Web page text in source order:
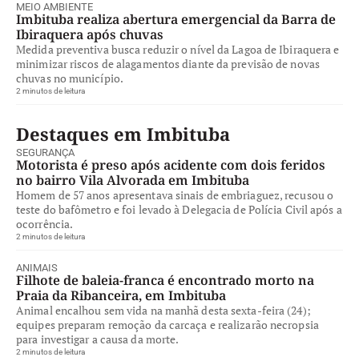
MEIO AMBIENTE
Imbituba realiza abertura emergencial da Barra de
Ibiraquera após chuvas
Medida preventiva busca reduzir o nível da Lagoa de Ibiraquera e
minimizar riscos de alagamentos diante da previsão de novas
chuvas no município.
2 minutos de leitura
Destaques em Imbituba
SEGURANÇA
Motorista é preso após acidente com dois feridos
no bairro Vila Alvorada em Imbituba
Homem de 57 anos apresentava sinais de embriaguez, recusou o
teste do bafômetro e foi levado à Delegacia de Polícia Civil após a
ocorrência.
2 minutos de leitura
ANIMAIS
Filhote de baleia-franca é encontrado morto na
Praia da Ribanceira, em Imbituba
Animal encalhou sem vida na manhã desta sexta-feira (24);
equipes preparam remoção da carcaça e realizarão necropsia
para investigar a causa da morte.
2 minutos de leitura